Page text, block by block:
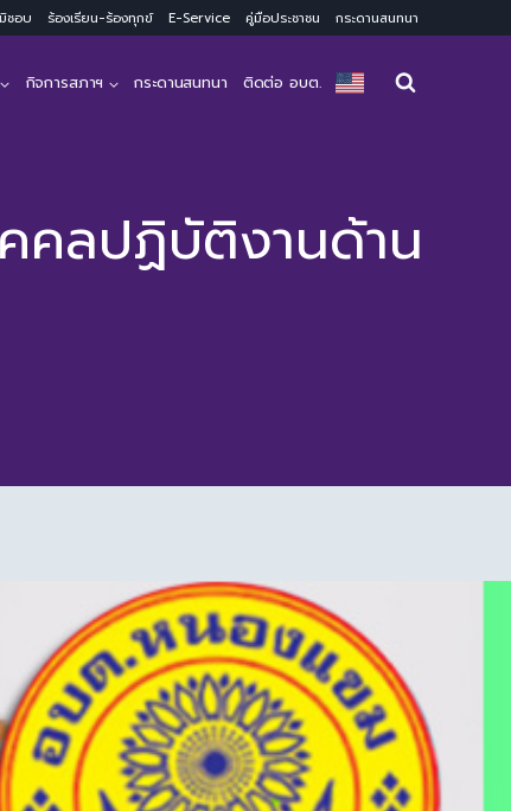
ชอบ ร้องเรียน-ร้องทุกข์ E-Service คู่มือประชาชน กระดานสนทนา
กิจการสภาฯ กระดานสนทนา ติดต่อ อบต.
คคลปฏิบัติงานด้าน